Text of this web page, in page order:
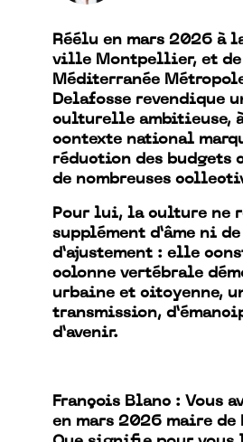
Réélu en mars 2026 à
ville Montpellier, et
Méditerranée
Delafosse revendique
culturelle ambitieuse, à
contexte national
réduction des budgets
de nombreuses
Pour lui, la culture ne
supplément d’âme ni
d’ajustement : elle
colonne vertébrale
urbaine et citoyenne,
transmission,
d’avenir.
François Blanc : Vous
en mars 2026 maire